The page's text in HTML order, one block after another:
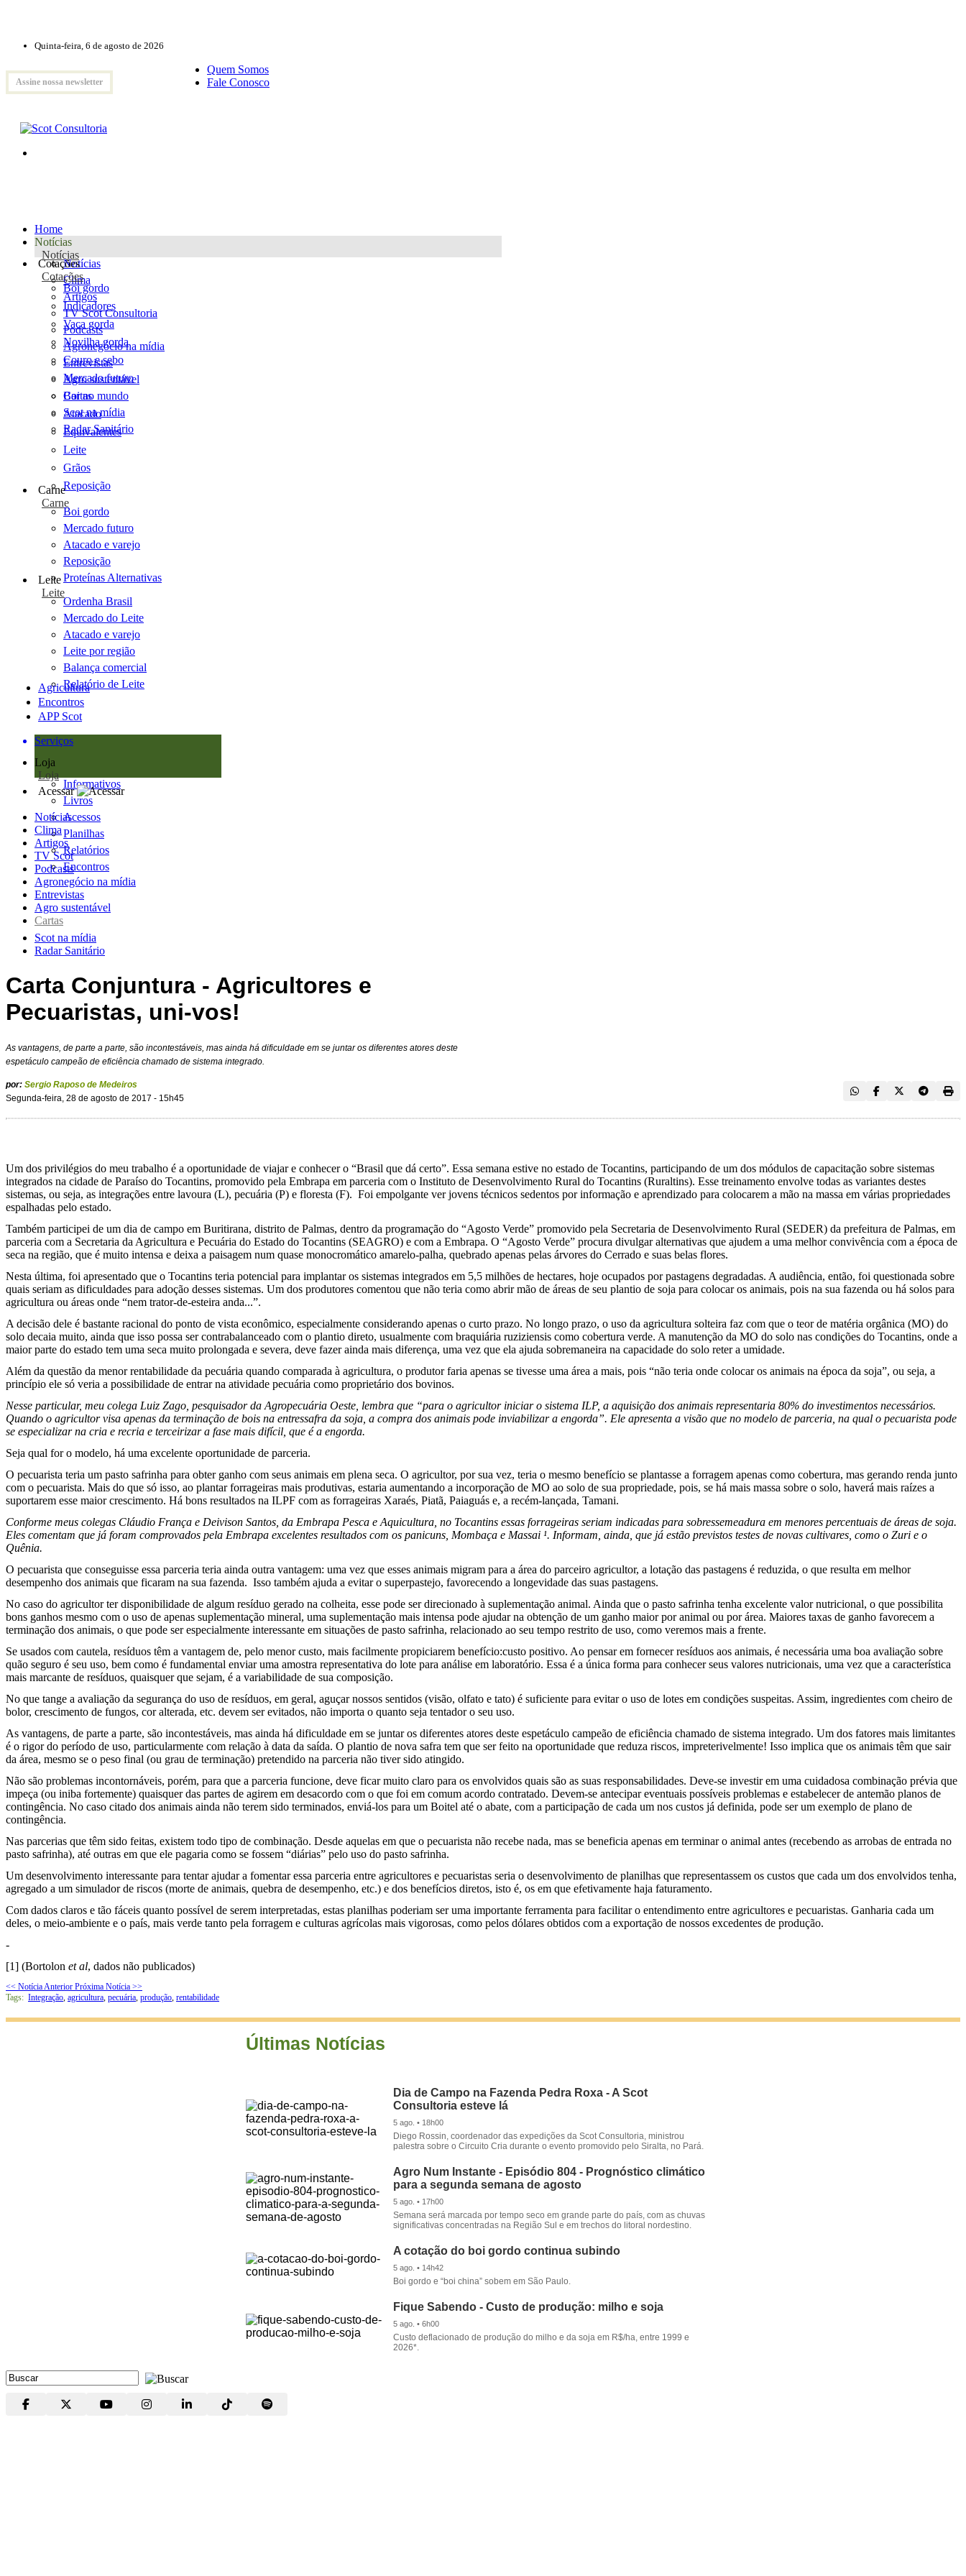
Quinta-feira, 6 de agosto de 2026
Assine nossa newsletter
Quem Somos
Fale Conosco
Home
Notícias
Notícias
Notícias
Clima
Artigos
TV Scot Consultoria
Podcasts
Agronegócio na mídia
Entrevistas
Agro sustentável
Cartas
Scot na mídia
Radar Sanitário
Cotações
Cotações
Boi gordo
Indicadores
Vaca gorda
Novilha gorda
Couro e sebo
Mercado futuro
Boi no mundo
Atacado
Equivalentes
Leite
Grãos
Reposição
Carne
Carne
Boi gordo
Mercado futuro
Atacado e varejo
Reposição
Proteínas Alternativas
Leite
Leite
Ordenha Brasil
Mercado do Leite
Atacado e varejo
Leite por região
Balança comercial
Relatório de Leite
Agricultura
Encontros
APP Scot
Serviços
Loja
Loja
Informativos
Livros
Acessos
Planilhas
Relatórios
Encontros
Acessar
Notícias
Clima
Artigos
TV Scot
Podcasts
Agronegócio na mídia
Entrevistas
Agro sustentável
Cartas
Scot na mídia
Radar Sanitário
Carta Conjuntura - Agricultores e
Pecuaristas, uni-vos!
As vantagens, de parte a parte, são incontestáveis, mas ainda há dificuldade em se juntar os diferentes atores deste
espetáculo campeão de eficiência chamado de sistema integrado.
por: Sergio Raposo de Medeiros
Segunda-feira, 28 de agosto de 2017 - 15h45
Um dos privilégios do meu trabalho é a oportunidade de viajar e conhecer o “Brasil que dá certo”. Essa semana estive no estado de Tocantins, participando de um dos módulos de capacitação sobre sistemas
integrados na cidade de Paraíso do Tocantins, promovido pela Embrapa em parceria com o Instituto de Desenvolvimento Rural do Tocantins (Ruraltins). Esse treinamento envolve todas as variantes destes
sistemas, ou seja, as integrações entre lavoura (L), pecuária (P) e floresta (F). Foi empolgante ver jovens técnicos sedentos por informação e aprendizado para colocarem a mão na massa em várias propriedades
espalhadas pelo estado.
Também participei de um dia de campo em Buritirana, distrito de Palmas, dentro da programação do “Agosto Verde” promovido pela Secretaria de Desenvolvimento Rural (SEDER) da prefeitura de Palmas, em
parceria com a Secretaria da Agricultura e Pecuária do Estado do Tocantins (SEAGRO) e com a Embrapa. O “Agosto Verde” procura divulgar alternativas que ajudem a uma melhor convivência com a época de
seca na região, que é muito intensa e deixa a paisagem num quase monocromático amarelo-palha, quebrado apenas pelas árvores do Cerrado e suas belas flores.
Nesta última, foi apresentado que o Tocantins teria potencial para implantar os sistemas integrados em 5,5 milhões de hectares, hoje ocupados por pastagens degradadas. A audiência, então, foi questionada sobre
quais seriam as dificuldades para adoção desses sistemas. Um dos produtores comentou que não teria como abrir mão de áreas de seu plantio de soja para colocar os animais, pois na sua fazenda ou há solos para
agricultura ou áreas onde “nem trator-de-esteira anda...”.
A decisão dele é bastante racional do ponto de vista econômico, especialmente considerando apenas o curto prazo. No longo prazo, o uso da agricultura solteira faz com que o teor de matéria orgânica (MO) do
solo decaia muito, ainda que isso possa ser contrabalanceado com o plantio direto, usualmente com braquiária ruziziensis como cobertura verde. A manutenção da MO do solo nas condições do Tocantins, onde a
maior parte do estado tem uma seca muito prolongada e severa, deve fazer ainda mais diferença, uma vez que ela ajuda sobremaneira na capacidade do solo reter a umidade.
Além da questão da menor rentabilidade da pecuária quando comparada à agricultura, o produtor faria apenas se tivesse uma área a mais, pois “não teria onde colocar os animais na época da soja”, ou seja, a
princípio ele só veria a possibilidade de entrar na atividade pecuária como proprietário dos bovinos.
Nesse particular, meu colega Luiz Zago, pesquisador da Agropecuária Oeste, lembra que “para o agricultor iniciar o sistema ILP, a aquisição dos animais representaria 80% do investimentos necessários.
Quando o agricultor visa apenas da terminação de bois na entressafra da soja, a compra dos animais pode inviabilizar a engorda”. Ele apresenta a visão que no modelo de parceria, na qual o pecuarista pode
se especializar na cria e recria e terceirizar a fase mais difícil, que é a engorda.
Seja qual for o modelo, há uma excelente oportunidade de parceria.
O pecuarista teria um pasto safrinha para obter ganho com seus animais em plena seca. O agricultor, por sua vez, teria o mesmo benefício se plantasse a forragem apenas como cobertura, mas gerando renda junto
com o pecuarista. Mais do que só isso, ao plantar forrageiras mais produtivas, estaria aumentando a incorporação de MO ao solo de sua propriedade, pois, se há mais massa sobre o solo, haverá mais raízes a
suportarem esse maior crescimento. Há bons resultados na ILPF com as forrageiras Xaraés, Piatã, Paiaguás e, a recém-lançada, Tamani.
Conforme meus colegas Cláudio França e Deivison Santos, da Embrapa Pesca e Aquicultura, no Tocantins essas forrageiras seriam indicadas para sobressemeadura em menores percentuais de áreas de soja.
Eles comentam que já foram comprovados pela Embrapa excelentes resultados com os panicuns, Mombaça e Massai ¹. Informam, ainda, que já estão previstos testes de novas cultivares, como o Zuri e o
Quênia.
O pecuarista que conseguisse essa parceria teria ainda outra vantagem: uma vez que esses animais migram para a área do parceiro agricultor, a lotação das pastagens é reduzida, o que resulta em melhor
desempenho dos animais que ficaram na sua fazenda. Isso também ajuda a evitar o superpastejo, favorecendo a longevidade das suas pastagens.
No caso do agricultor ter disponibilidade de algum resíduo gerado na colheita, esse pode ser direcionado à suplementação animal. Ainda que o pasto safrinha tenha excelente valor nutricional, o que possibilita
bons ganhos mesmo com o uso de apenas suplementação mineral, uma suplementação mais intensa pode ajudar na obtenção de um ganho maior por animal ou por área. Maiores taxas de ganho favorecem a
terminação dos animais, o que pode ser especialmente interessante em situações de pasto safrinha, relacionado ao seu tempo restrito de uso, como veremos mais a frente.
Se usados com cautela, resíduos têm a vantagem de, pelo menor custo, mais facilmente propiciarem benefício:custo positivo. Ao pensar em fornecer resíduos aos animais, é necessária uma boa avaliação sobre
quão seguro é seu uso, bem como é fundamental enviar uma amostra representativa do lote para análise em laboratório. Essa é a única forma para conhecer seus valores nutricionais, uma vez que a característica
mais marcante de resíduos, quaisquer que sejam, é a variabilidade de sua composição.
No que tange a avaliação da segurança do uso de resíduos, em geral, aguçar nossos sentidos (visão, olfato e tato) é suficiente para evitar o uso de lotes em condições suspeitas. Assim, ingredientes com cheiro de
bolor, crescimento de fungos, cor alterada, etc. devem ser evitados, não importa o quanto seja tentador o seu uso.
As vantagens, de parte a parte, são incontestáveis, mas ainda há dificuldade em se juntar os diferentes atores deste espetáculo campeão de eficiência chamado de sistema integrado. Um dos fatores mais limitantes
é o rigor do período de uso, particularmente com relação à data da saída. O plantio de nova safra tem que ser feito na oportunidade que reduza riscos, impreterivelmente! Isso implica que os animais têm que sair
da área, mesmo se o peso final (ou grau de terminação) pretendido na parceria não tiver sido atingido.
Não são problemas incontornáveis, porém, para que a parceria funcione, deve ficar muito claro para os envolvidos quais são as suas responsabilidades. Deve-se investir em uma cuidadosa combinação prévia que
impeça (ou iniba fortemente) quaisquer das partes de agirem em desacordo com o que foi em comum acordo contratado. Devem-se antecipar eventuais possíveis problemas e estabelecer de antemão planos de
contingência. No caso citado dos animais ainda não terem sido terminados, enviá-los para um Boitel até o abate, com a participação de cada um nos custos já definida, pode ser um exemplo de plano de
contingência.
Nas parcerias que têm sido feitas, existem todo tipo de combinação. Desde aquelas em que o pecuarista não recebe nada, mas se beneficia apenas em terminar o animal antes (recebendo as arrobas de entrada no
pasto safrinha), até outras em que ele pagaria como se fossem “diárias” pelo uso do pasto safrinha.
Um desenvolvimento interessante para tentar ajudar a fomentar essa parceria entre agricultores e pecuaristas seria o desenvolvimento de planilhas que representassem os custos que cada um dos envolvidos tenha,
agregado a um simulador de riscos (morte de animais, quebra de desempenho, etc.) e dos benefícios diretos, isto é, os em que efetivamente haja faturamento.
Com dados claros e tão fáceis quanto possível de serem interpretadas, estas planilhas poderiam ser uma importante ferramenta para facilitar o entendimento entre agricultores e pecuaristas. Ganharia cada um
deles, o meio-ambiente e o país, mais verde tanto pela forragem e culturas agrícolas mais vigorosas, como pelos dólares obtidos com a exportação de nossos excedentes de produção.
-
[1] (Bortolon et al, dados não publicados)
<< Notícia Anterior Próxima Notícia >>
Tags: Integração, agricultura, pecuária, produção, rentabilidade
Últimas Notícias
Dia de Campo na Fazenda Pedra Roxa - A Scot
Consultoria esteve lá
5 ago. • 18h00
Diego Rossin, coordenador das expedições da Scot Consultoria, ministrou
palestra sobre o Circuito Cria durante o evento promovido pelo Siralta, no Pará.
Agro Num Instante - Episódio 804 - Prognóstico climático
para a segunda semana de agosto
5 ago. • 17h00
Semana será marcada por tempo seco em grande parte do país, com as chuvas
significativas concentradas na Região Sul e em trechos do litoral nordestino.
A cotação do boi gordo continua subindo
5 ago. • 14h42
Boi gordo e “boi china” sobem em São Paulo.
Fique Sabendo - Custo de produção: milho e soja
5 ago. • 6h00
Custo deflacionado de produção do milho e da soja em R$/ha, entre 1999 e
2026*.